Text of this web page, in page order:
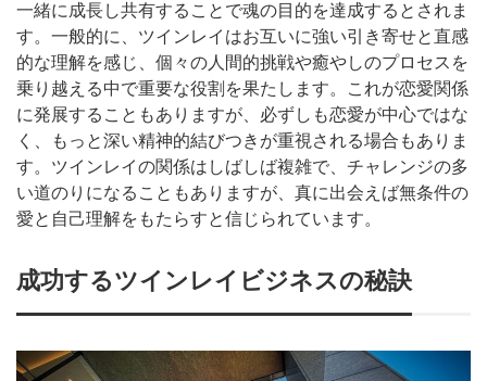
一緒に成長し共有することで魂の目的を達成するとされま
す。一般的に、ツインレイはお互いに強い引き寄せと直感
的な理解を感じ、個々の人間的挑戦や癒やしのプロセスを
乗り越える中で重要な役割を果たします。これが恋愛関係
に発展することもありますが、必ずしも恋愛が中心ではな
く、もっと深い精神的結びつきが重視される場合もありま
す。ツインレイの関係はしばしば複雑で、チャレンジの多
い道のりになることもありますが、真に出会えば無条件の
愛と自己理解をもたらすと信じられています。
成功するツインレイビジネスの秘訣